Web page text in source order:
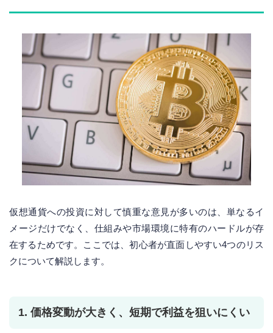
仮想通貨への投資に対して慎重な意見が多いのは、単なるイ
メージだけでなく、仕組みや市場環境に特有のハードルが存
在するためです。ここでは、初心者が直面しやすい4つのリス
クについて解説します。
1. 価格変動が大きく、短期で利益を狙いにくい